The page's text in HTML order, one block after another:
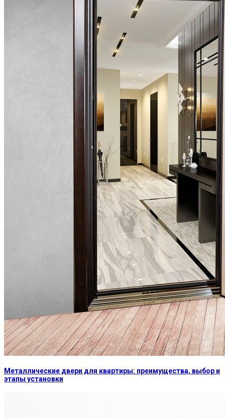
Металлические двери для квартиры: преимущества, выбор и
этапы установки